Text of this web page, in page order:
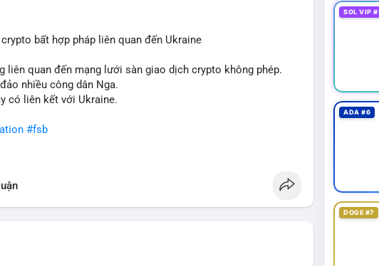
#tichluydaihan #btcmempool. KHÔNG dùng hashtag tên mô
bất hợp pháp liên quan đến Ukraine
liên quan đến mạng lưới sàn giao dịch crypto không phép.
nhiều công dân Nga.
có liên kết với Ukraine.
#fsb
SOL VIP
ADA #6
DOGE #7